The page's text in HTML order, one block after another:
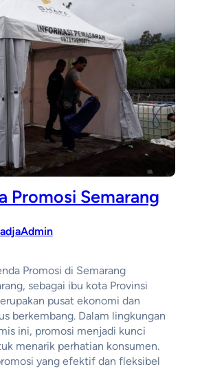
Promosi Semarang
Promosi di Semarang
sebagai ibu kota Provinsi
pusat ekonomi dan
berkembang. Dalam lingkungan
ini, promosi menjadi kunci
menarik perhatian konsumen.
yang efektif dan fleksibel